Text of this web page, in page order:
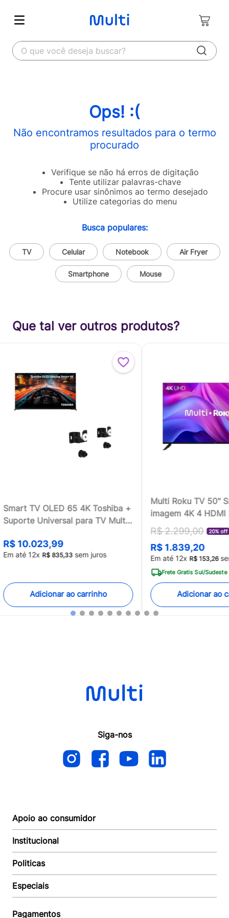
O que você deseja buscar?
Ops! :(
Não encontramos resultados para o termo
procurado
Verifique se não há erros de digitação
Tente utilizar palavras-chave
Procure usar sinônimos ao termo desejado
Utilize categorias do menu
Busca populares:
TV Celular Notebook Air Fryer
Smartphone Mouse
Que tal ver outros produtos?
Smart TV OLED 65 4K Toshiba +
Suporte Universal para TV Multi
R$ 10.023,99
Em até 12x R$ 835,33 sem juros
Adicionar ao carrinho
Multi Roku TV 50"
imagem 4K 4 HDMI
compatível com
Home -
[Reembalado]
R$ 2.299,00 20% off
R$ 1.839,20
Em até 12x R$ 153,26
Frete Gratis Sul/Sudeste
Adicionar ao
Siga-nos
Apoio ao consumidor
Autoatendimento
Suporte e reparo
Acompanhar Entrega
Baixe o APP
Institucional
Quem somos
Revendedor
Seja um Revendedor
Trabalhe conosco
Politicas
Política de Entrega
Política de Pagamento
Política de Privacidade
Especiais
Pagamentos